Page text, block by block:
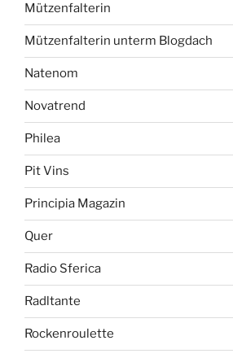
Mützenfalterin
Mützenfalterin unterm Blogdach
Natenom
Novatrend
Philea
Pit Vins
Principia Magazin
Quer
Radio Sferica
Radltante
Rockenroulette